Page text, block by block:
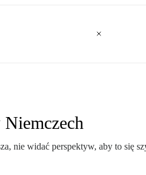
nie widać perspektyw, aby to się